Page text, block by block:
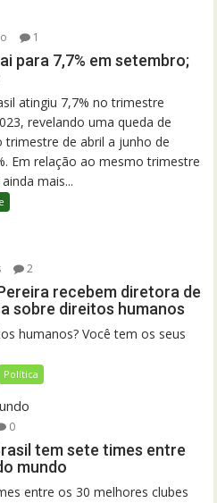
1
para 7,7% em setembro;
atingiu 7,7% no trimestre
revelando uma queda de
de abril a junho de
Em relação ao mesmo trimestre
mais...
2
recebem diretora de
sobre direitos humanos
humanos? Você tem os seus
Política
0
tem sete times entre
mundo
entre os 30 melhores clubes